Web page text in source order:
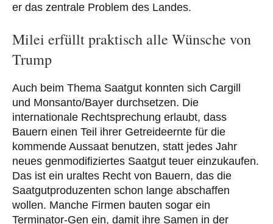
er das zentrale Problem des Landes.
Milei erfüllt praktisch alle Wünsche von
Trump
Auch beim Thema Saatgut konnten sich Cargill
und Monsanto/Bayer durchsetzen. Die
internationale Rechtsprechung erlaubt, dass
Bauern einen Teil ihrer Getreideernte für die
kommende Aussaat benutzen, statt jedes Jahr
neues genmodifiziertes Saatgut teuer einzukaufen.
Das ist ein uraltes Recht von Bauern, das die
Saatgutproduzenten schon lange abschaffen
wollen. Manche Firmen bauten sogar ein
Terminator-Gen ein, damit ihre Samen in der